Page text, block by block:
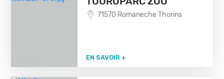
71570 Romaneche Thorins
EN SAVOIR +